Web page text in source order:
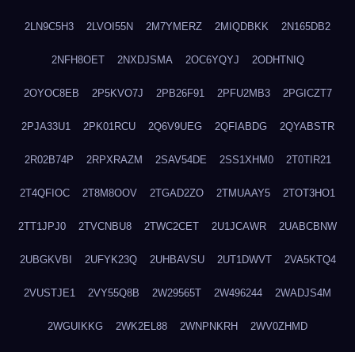
2LN9C5H3 2LVOI55N 2M7YMERZ 2MIQDBKK 2N165DB2
2NFH8OET 2NXDJSMA 2OC6YQYJ 2ODHTNIQ
2OYOC8EB 2P5KVO7J 2PB26F91 2PFU2MB3 2PGICZT7
2PJA33U1 2PK01RCU 2Q6V9UEG 2QFIABDG 2QYABSTR
2R02B74P 2RPXRAZM 2SAV54DE 2SS1XHM0 2T0TIR21
2T4QFIOC 2T8M8OOV 2TGAD2ZO 2TMUAAY5 2TOT3HO1
2TT1JPJ0 2TVCNBU8 2TWC2CET 2U1JCAWR 2UABCBNW
2UBGKVBI 2UFYK23Q 2UHBAVSU 2UT1DWVT 2VA5KTQ4
2VUSTJE1 2VY55Q8B 2W29565T 2W496244 2WADJS4M
2WGUIKKG 2WK2EL88 2WNPNKRH 2WV0ZHMD